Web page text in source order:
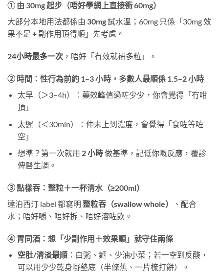
① 由 30mg​ 起步（唔好學網上直接衝 60mg）
大部分本地用法都係由 30mg​ 試水溫；60mg 只係「30mg 效
果不足 + 副作用頂得順」先考慮。
24小時最多一次 ，唔好「冇效就補多粒」。
② 時間：性行為前約 1–3 小時 ，多數人最順係 1.5–2 小時
太早（＞3–4h）：藥效峰值過咗少少，你會覺得「冇咁
頂」
太遲（＜30min）：仲未上到濃度，會覺得「食咗等咗
空」
想準？第一次就用 2 小時​ 做基準，記低你嘅反應，覆診
俾醫生調。
③ 點樣吞：整粒＋一杯清水（≥200ml）
達泊西汀 label 都寫明 整粒吞（swallow whole）
、配合
水；唔好嚼、唔好拆、唔好溶咗飲。
④ 胃同酒：想「少副作用＋效果順」就守住兩條
空肚/清淡最順：白粥、麵、少油小菜；若一空到反酸，
可以用少少乾身嘢墊底（半條蕉、一片梳打餅）。